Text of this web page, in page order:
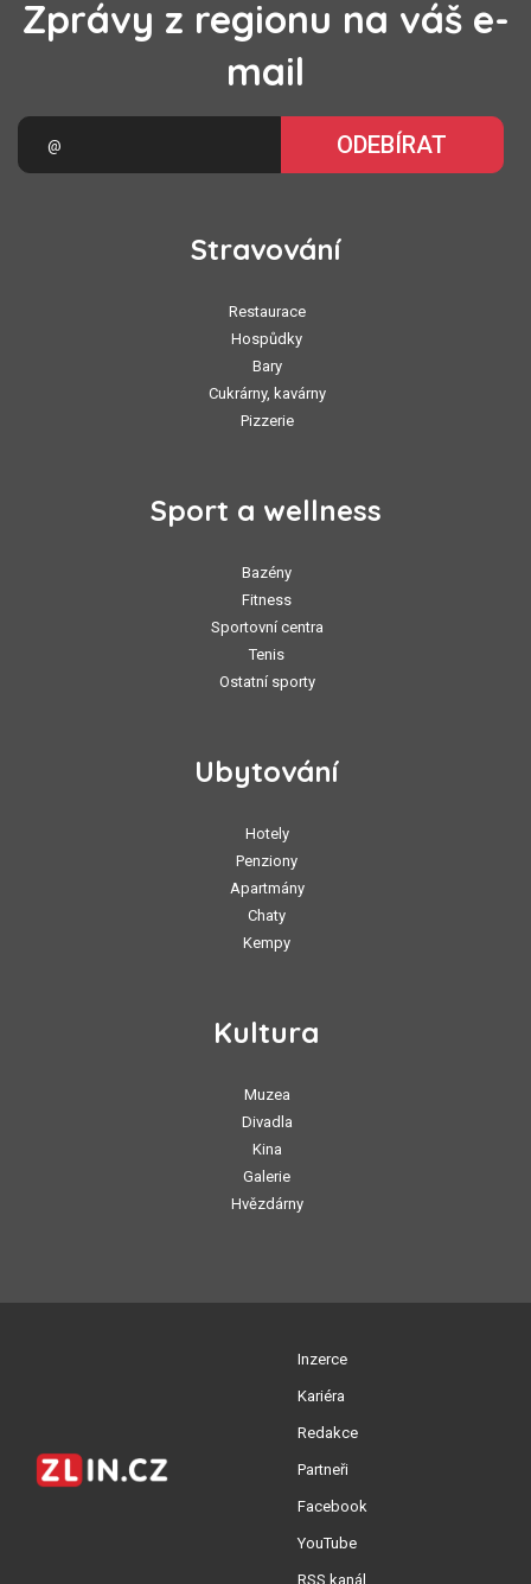
Zprávy z regionu na váš e-
mail
ODEBÍRAT
Stravování
Restaurace
Hospůdky
Bary
Cukrárny, kavárny
Pizzerie
Sport a wellness
Bazény
Fitness
Sportovní centra
Tenis
Ostatní sporty
Ubytování
Hotely
Penziony
Apartmány
Chaty
Kempy
Kultura
Muzea
Divadla
Kina
Galerie
Hvězdárny
Inzerce
Kariéra
Redakce
Partneři
Facebook
YouTube
RSS kanál